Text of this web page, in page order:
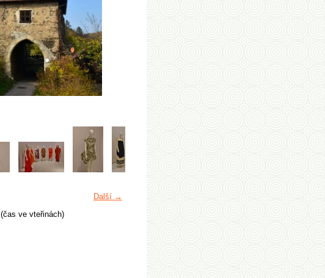
Další →
(čas ve vteřinách)